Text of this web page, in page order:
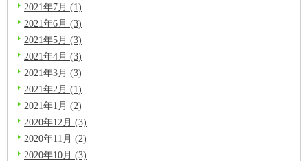
2021年7月 (1)
2021年6月 (3)
2021年5月 (3)
2021年4月 (3)
2021年3月 (3)
2021年2月 (1)
2021年1月 (2)
2020年12月 (3)
2020年11月 (2)
2020年10月 (3)